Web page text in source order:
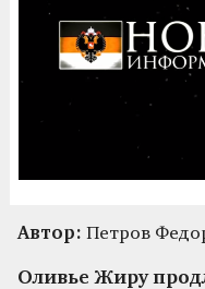
Автор: Петров
Оливье Жиру